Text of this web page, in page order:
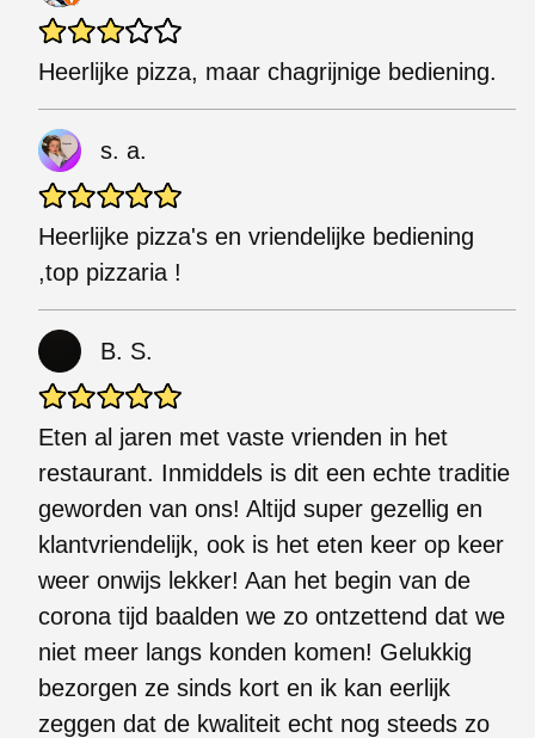
Heerlijke pizza, maar chagrijnige bediening.
s. a.
Heerlijke pizza's en vriendelijke bediening
,top pizzaria !
B. S.
Eten al jaren met vaste vrienden in het
restaurant. Inmiddels is dit een echte traditie
geworden van ons! Altijd super gezellig en
klantvriendelijk, ook is het eten keer op keer
weer onwijs lekker! Aan het begin van de
corona tijd baalden we zo ontzettend dat we
niet meer langs konden komen! Gelukkig
bezorgen ze sinds kort en ik kan eerlijk
zeggen dat de kwaliteit echt nog steeds zo